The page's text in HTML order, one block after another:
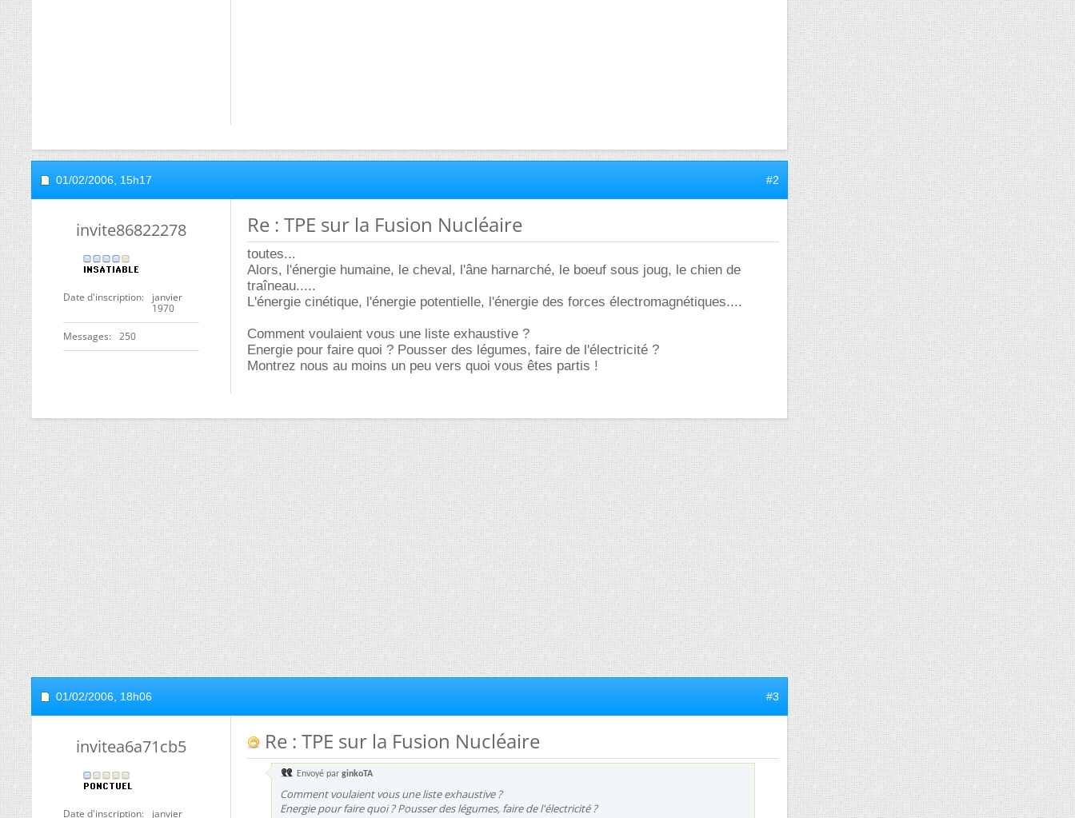
01/02/2006, 15h17 #2
invite86822278
Date d'inscription
janvier
1970
Messages 250
Re : TPE sur la Fusion Nucléaire
toutes...
Alors, l'énergie humaine, le cheval, l'âne harnarché, le boeuf sous joug, le chien de
traîneau.....
L'énergie cinétique, l'énergie potentielle, l'énergie des forces électromagnétiques....
Comment voulaient vous une liste exhaustive ?
Energie pour faire quoi ? Pousser des légumes, faire de l'électricité ?
Montrez nous au moins un peu vers quoi vous êtes partis !
01/02/2006, 18h06 #3
invitea6a71cb5
Date d'inscription
janvier
Re : TPE sur la Fusion Nucléaire
Envoyé par ginkoTA
Comment voulaient vous une liste exhaustive ?
Energie pour faire quoi ? Pousser des légumes, faire de l'électricité ?